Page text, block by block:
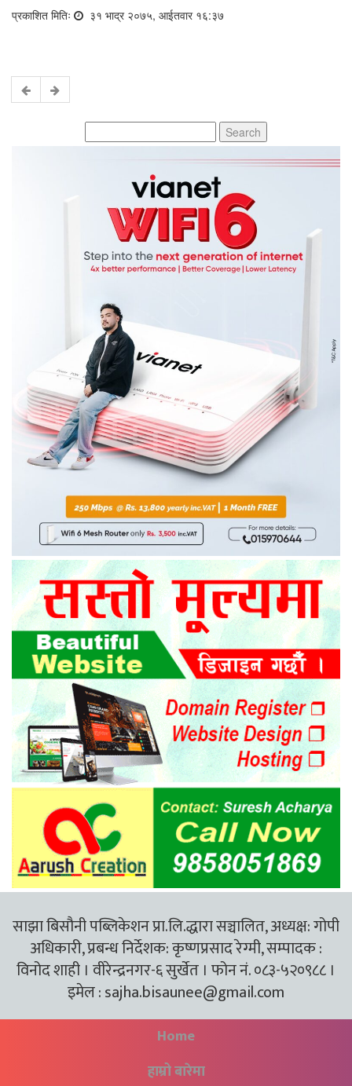
प्रकाशित मितिः ३१ भाद्र २०७५, आईतवार १६:३७
for:
साझा बिसौनी पब्लिकेशन प्रा.लि.द्धारा सञ्चालित, अध्यक्ष: गोपी
अधिकारी, प्रबन्ध निर्देशक: कृष्णप्रसाद रेग्मी, सम्पादक :
विनोद शाही । वीरेन्द्रनगर-६ सुर्खेत । फोन नं. ०८३-५२०९८८ ।
इमेल :sajha.bisaunee@gmail.com
Home
हाम्रो बारेमा